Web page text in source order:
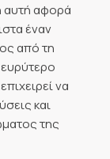
αυτή αφορά
έναν
από τη
να
και
της